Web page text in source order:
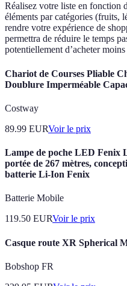
Réalisez votre liste en fonction
éléments par catégories (fruits,
rendre votre expérience de
permettra de réduire le temps
potentiellement d’acheter
Chariot de Courses Pliable
Doublure Imperméable
Costway
89.99 EURVoir le prix
Lampe de poche LED Fenix
portée de 267 mètres,
batterie Li-Ion Fenix
Batterie Mobile
119.50 EURVoir le prix
Casque route XR Spherical
Bobshop FR